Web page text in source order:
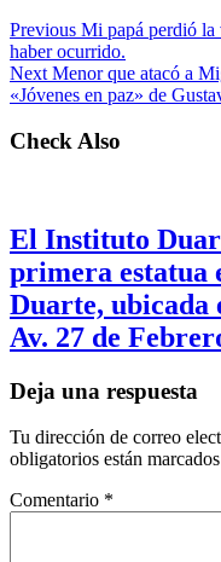
Previous Mi papá perdió la
haber ocurrido.
Next Menor que atacó a
«Jóvenes en paz» de
Check Also
El Instituto
primera estatua
Duarte, ubicada
Av. 27 de
Deja una respuesta
Tu dirección de correo
obligatorios están
Comentario *